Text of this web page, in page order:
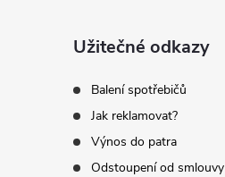
Užitečné odkazy
Balení spotřebičů
Jak reklamovat?
Výnos do patra
Odstoupení od smlouvy